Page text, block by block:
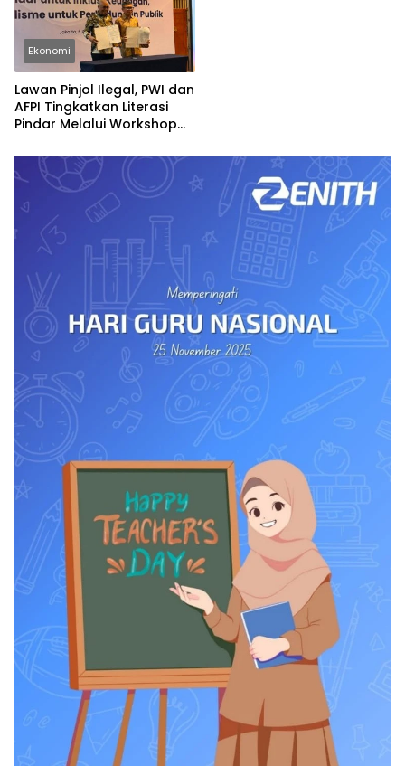
Ekonomi
Lawan Pinjol Ilegal, PWI dan
AFPI Tingkatkan Literasi
Pindar Melalui Workshop